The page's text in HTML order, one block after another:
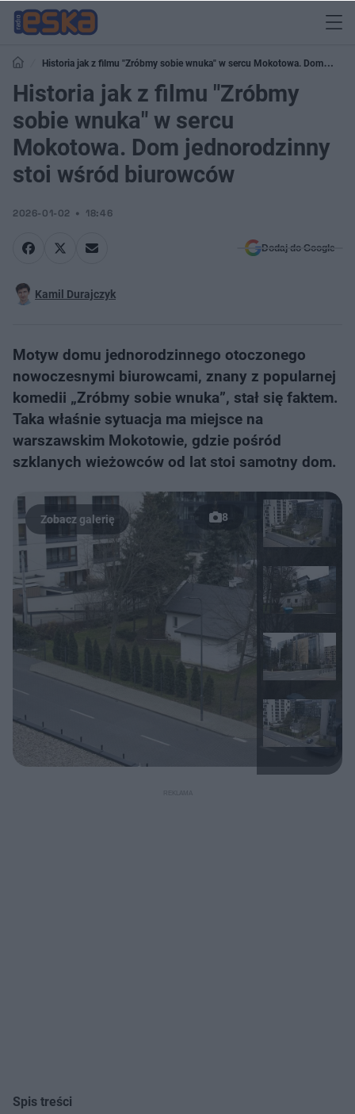
Historia jak z filmu "Zróbmy sobie wnuka" w sercu Mokotowa. Dom
jednorodzinny stoi wśród biurowców
Historia jak z filmu "Zróbmy
sobie wnuka" w sercu
Mokotowa. Dom jednorodzinny
stoi wśród biurowców
2026-01-02 18:46
Dodaj do Google
Kamil Durajczyk
Motyw domu jednorodzinnego otoczonego
nowoczesnymi biurowcami, znany z popularnej
komedii „Zróbmy sobie wnuka”, stał się faktem.
Taka właśnie sytuacja ma miejsce na
warszawskim Mokotowie, gdzie pośród
szklanych wieżowców od lat stoi samotny dom.
8
Spis treści